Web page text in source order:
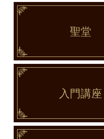
聖堂
入門講座